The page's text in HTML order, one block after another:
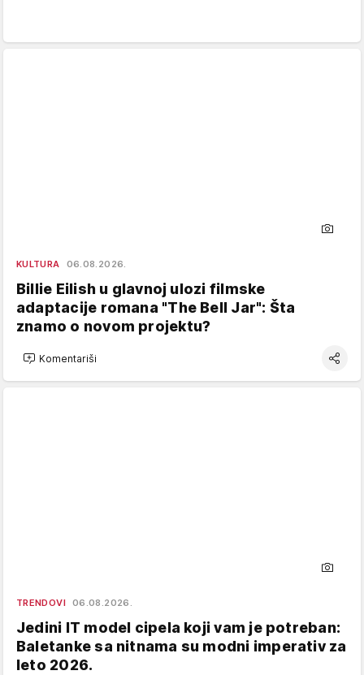
KULTURA 06.08.2026.
Billie Eilish u glavnoj ulozi filmske
adaptacije romana "The Bell Jar": Šta
znamo o novom projektu?
Komentariši
TRENDOVI 06.08.2026.
Jedini IT model cipela koji vam je potreban:
Baletanke sa nitnama su modni imperativ za
leto 2026.